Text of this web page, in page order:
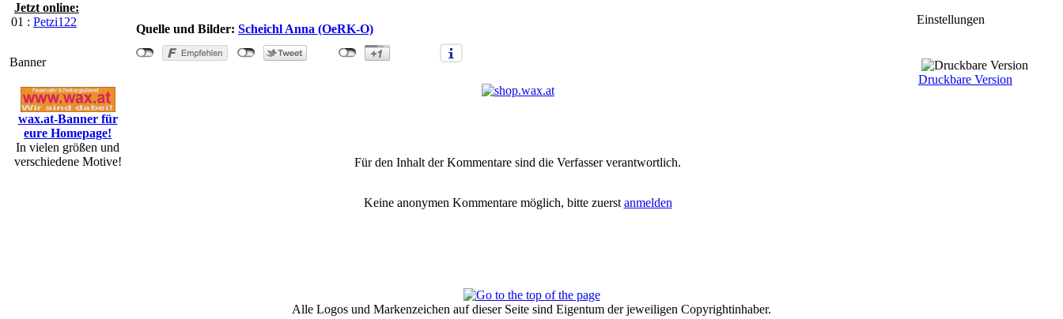
Jetzt online:
01 : Petzi122
Banner
wax.at-Banner für
eure Homepage!
In vielen größen und
verschiedene Motive!
Quelle und Bilder: Scheichl Anna (OeRK-O)
Für den Inhalt der Kommentare sind die Verfasser verantwortlich.
Keine anonymen Kommentare möglich, bitte zuerst anmelden
Einstellungen
Druckbare Version
Alle Logos und Markenzeichen auf dieser Seite sind Eigentum der jeweiligen Copyrightinhaber.